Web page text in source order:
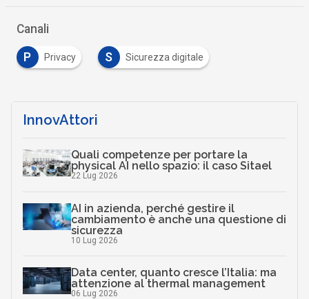
Canali
P Privacy S Sicurezza digitale
InnovAttori
Quali competenze per portare la
physical AI nello spazio: il caso Sitael
22 Lug 2026
AI in azienda, perché gestire il
cambiamento è anche una questione di
sicurezza
10 Lug 2026
Data center, quanto cresce l’Italia: ma
attenzione al thermal management
06 Lug 2026